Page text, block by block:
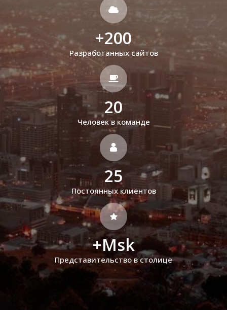
+200
Разработанных сайтов
20
Человек в команде
25
Постоянных клиентов
+Msk
Представительство в столице